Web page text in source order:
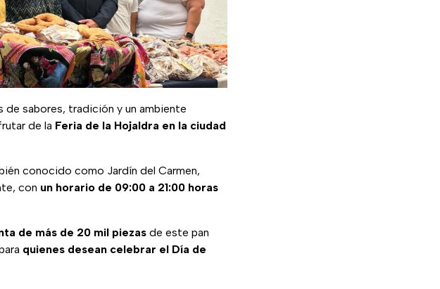
de sabores, tradición y un ambiente
de la Feria de la Hojaldra en la ciudad
conocido como Jardín del Carmen,
con un horario de 09:00 a 21:00 horas
de más de 20 mil piezas de este pan
quienes desean celebrar el Día de